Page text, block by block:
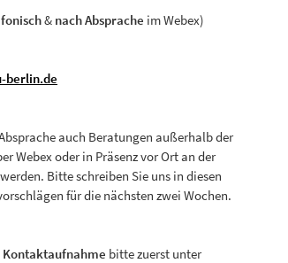
& nach Absprache im Webex)
berlin.de
auch Beratungen außerhalb der
Webex oder in Präsenz vor Ort an der
Bitte schreiben Sie uns in diesen
für die nächsten zwei Wochen.
bitte zuerst unter